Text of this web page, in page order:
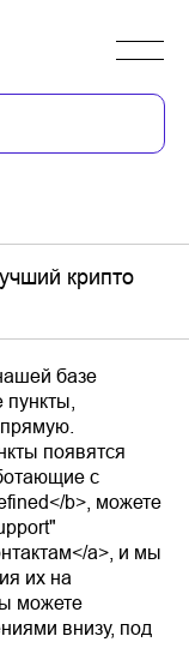
крипто
базе
появятся
с
b>, можете
a>, и мы
их на
можете
внизу, под